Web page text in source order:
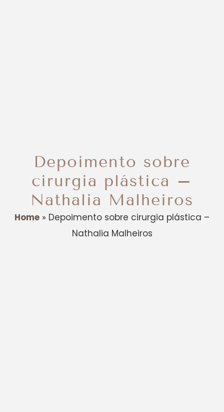
Depoimento sobre
cirurgia plástica –
Nathalia Malheiros
Home » Depoimento sobre cirurgia plástica –
Nathalia Malheiros